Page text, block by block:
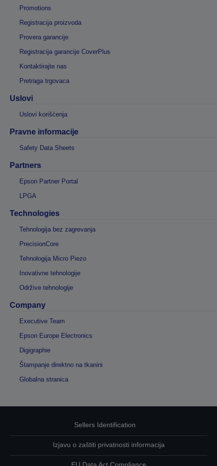
Promotions
Registracija proizvoda
Provera garancije
Registracija garancije CoverPlus
Kontaktirajte nas
Pretraga trgovaca
Uslovi
Uslovi korišćenja
Pravne informacije
Safety Data Sheets
Partners
Epson Partner Portal
LPGA
Technologies
Tehnologija bez zagrevanja
PrecisionCore
Tehnologija Micro Piezo
Inovativne tehnologije
Održive tehnologije
Company
Executive Team
Epson Europe Electronics
Digigraphie
Štampanje direktno na tkanini
Globalna stranica
Sellers Identification
Izjavu o zaštiti privatnosti informacija